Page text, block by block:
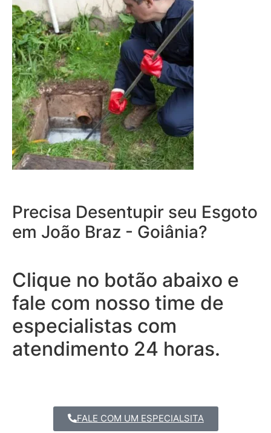
Precisa Desentupir seu Esgoto
em João Braz - Goiânia?
Clique no botão abaixo e
fale com nosso time de
especialistas com
atendimento 24 horas.
FALE COM UM ESPECIALSITA